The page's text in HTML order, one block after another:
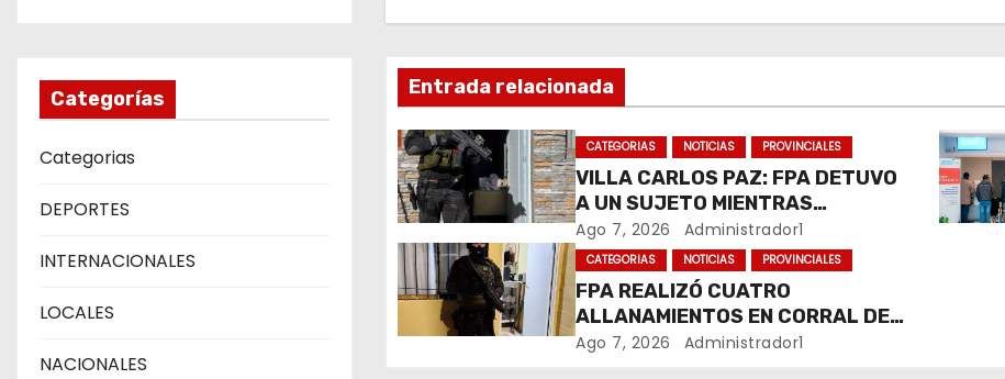
Categorías
Categorias
DEPORTES
INTERNACIONALES
LOCALES
NACIONALES
c
i
ó
n
d
e
e
Entrada relacionada
CATEGORIAS NOTICIAS PROVINCIALES
VILLA CARLOS PAZ: FPA DETUVO
A UN SUJETO MIENTRAS
COMERCIALIZABA COCAÍNA Y
MARIHUANA EN UNA PLAZA
Ago 7, 2026 Administrador1
CATEGORIAS NOTICIAS PROVINCIALES
FPA REALIZÓ CUATRO
ALLANAMIENTOS EN CORRAL DE
BUSTOS-IFFLINGER
Ago 7, 2026 Administrador1